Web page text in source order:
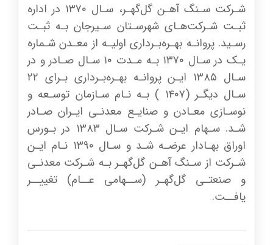
شـرکت سـنگ آهـن گل‌گهـر، سـال ۱۳۷۰ در اداره
ثبـت شـرکت‌هـای شهرسـتان سـیرجان بـه ثبـت
رسـید. پروانـه بهـره‌بـرداری اولیـه از معـدن شـماره
یـک در سـال ۱۳۷۰ بـه مـدت ۱۰ سـال صـادر و در
سـال ۱۳۸۵ ایـن پروانـه بهـره‌بـرداری بـرای ۲۲
سـال دیگـر (۱۴۰۷ ) بـه نـام سـازمان توسـعه و
نوسـازی معـادن و صنایـع معدنـی ایـران صـادر
شـد. سـهام ایـن شـرکت سـال ۱۳۸۳ در بـورس
اوراق بهـادار عرضـه شـد و سـال ۱۳۹۰ نـام ایـن
شـرکت از سـنگ آهـن گل‌گهـر بـه شـرکت معدنـی
و صنعتـی گل‌گهـر (ســهامی عــام) تغییــر
یافــت.